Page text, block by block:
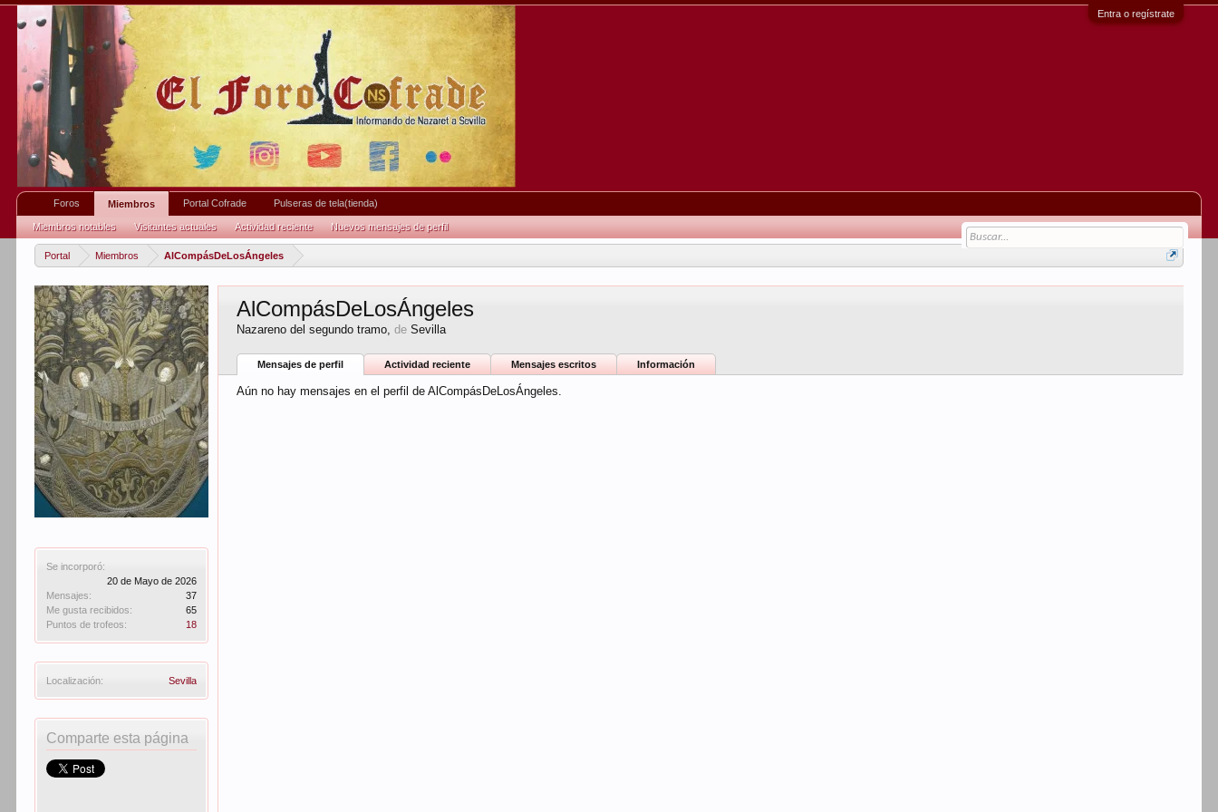
Entra o regístrate
Portal Miembros AlCompásDeLosÁngeles
Se incorporó:
20 de Mayo de 2026
Mensajes:
37
Me gusta recibidos:
65
Puntos de trofeos:
18
Localización: Sevilla
Comparte esta página
AlCompásDeLosÁngeles
Nazareno del segundo tramo,de Sevilla
Mensajes de perfil Actividad reciente Mensajes escritos Información
Aún no hay mensajes en el perfil de AlCompásDeLosÁngeles.
Foros Miembros
Miembros notables Visitantes actuales Actividad reciente Nuevos mensajes de perfil
Portal Cofrade Pulseras de tela(tienda)